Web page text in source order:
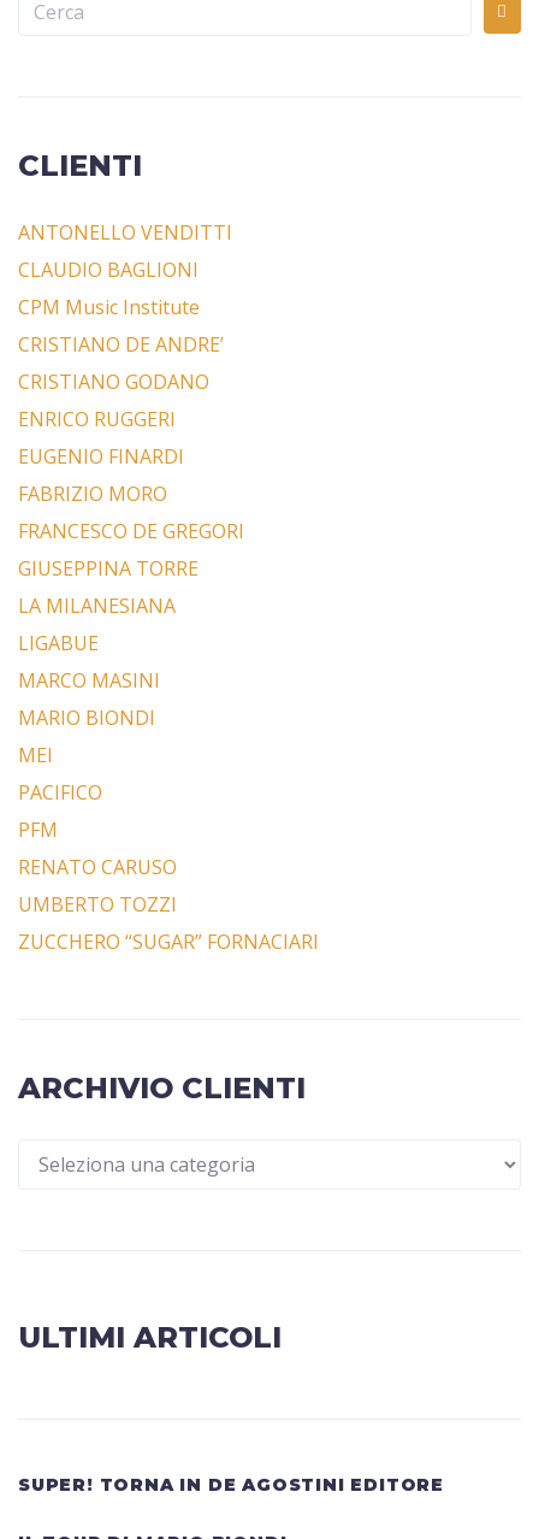
CLIENTI
ANTONELLO VENDITTI
CLAUDIO BAGLIONI
CPM Music Institute
CRISTIANO DE ANDRE’
CRISTIANO GODANO
ENRICO RUGGERI
EUGENIO FINARDI
FABRIZIO MORO
FRANCESCO DE GREGORI
GIUSEPPINA TORRE
LA MILANESIANA
LIGABUE
MARCO MASINI
MARIO BIONDI
MEI
PACIFICO
PFM
RENATO CARUSO
UMBERTO TOZZI
ZUCCHERO “SUGAR” FORNACIARI
ARCHIVIO CLIENTI
ULTIMI ARTICOLI
SUPER! TORNA IN DE AGOSTINI EDITORE